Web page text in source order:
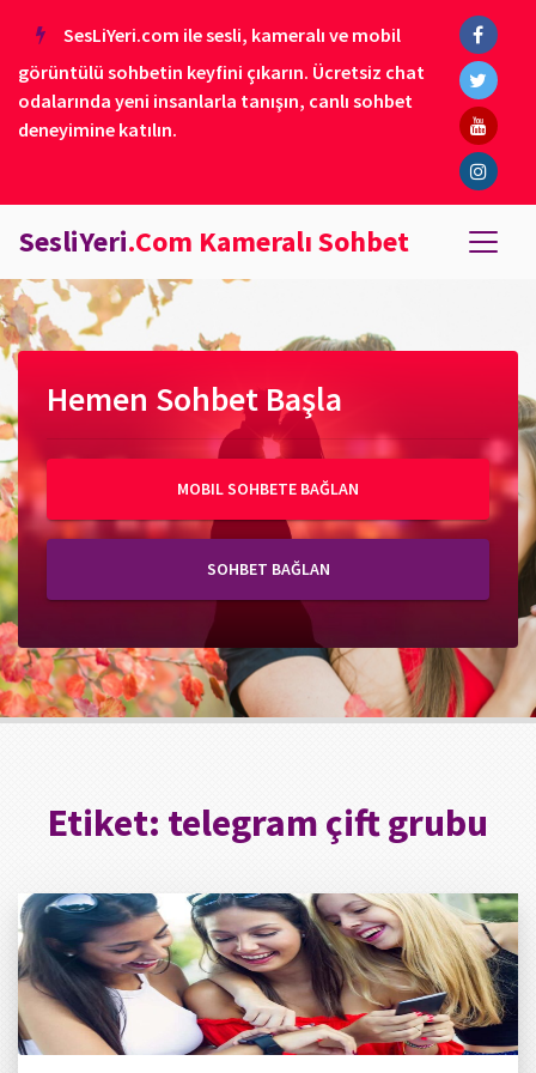
SesLiYeri.com ile sesli, kameralı ve mobil
görüntülü sohbetin keyfini çıkarın. Ücretsiz chat
odalarında yeni insanlarla tanışın, canlı sohbet
deneyimine katılın.
SesliYeri.Com Kameralı Sohbet
Hemen Sohbet Başla
MOBIL SOHBETE BAĞLAN
SOHBET BAĞLAN
Etiket: telegram çift grubu